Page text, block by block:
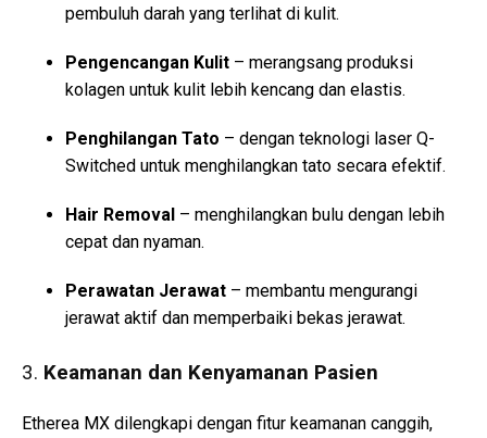
pembuluh darah yang terlihat di kulit.
Pengencangan Kulit – merangsang produksi
kolagen untuk kulit lebih kencang dan elastis.
Penghilangan Tato – dengan teknologi laser Q-
Switched untuk menghilangkan tato secara efektif.
Hair Removal – menghilangkan bulu dengan lebih
cepat dan nyaman.
Perawatan Jerawat – membantu mengurangi
jerawat aktif dan memperbaiki bekas jerawat.
3. Keamanan dan Kenyamanan Pasien
Etherea MX dilengkapi dengan fitur keamanan canggih,